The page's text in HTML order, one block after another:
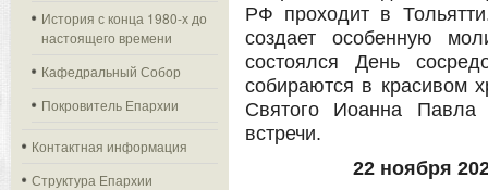
История с конца 1980-х до
настоящего времени
Кафедральный Собор
Покровитель Епархии
Контактная информация
Структура Епархии
РФ проходит в
создает особенную
состоялся День
собираются в красивом
Святого Иоанна
встречи.
22 ноября